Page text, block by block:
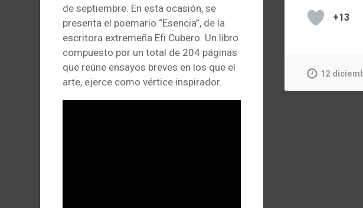
de septiembre. En esta ocasión, se
presenta el poemario “Esencia”, de la
escritora extremeña Efi Cubero. Un libro
compuesto por un total de 204 páginas
que reúne ensayos breves en los que el
arte, ejerce como vértice inspirador.
+13
12